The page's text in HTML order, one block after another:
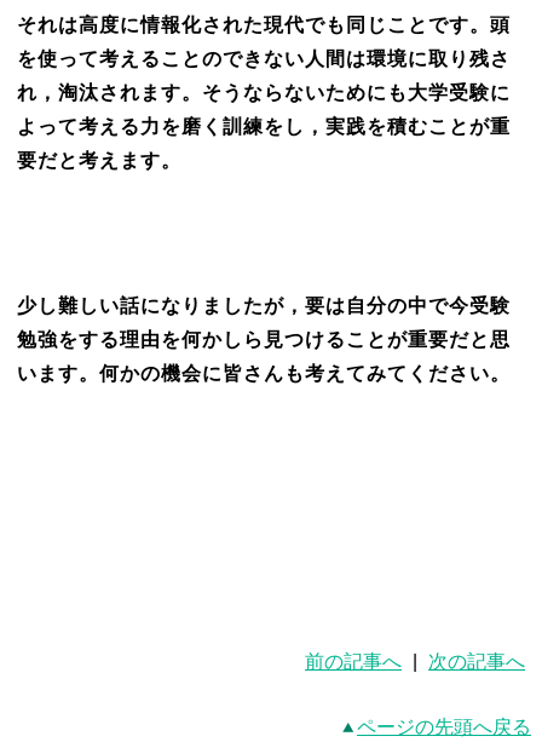
それは高度に情報化された現代でも同じことです。頭
を使って考えることのできない人間は環境に取り残さ
れ，淘汰されます。そうならないためにも大学受験に
よって考える力を磨く訓練をし，実践を積むことが重
要だと考えます。
少し難しい話になりましたが，要は自分の中で今受験
勉強をする理由を何かしら見つけることが重要だと思
います。何かの機会に皆さんも考えてみてください。
前の記事へ 次の記事へ
ページの先頭へ戻る